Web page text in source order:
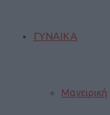
ΓΥΝΑΙΚΑ
Μαγειρική